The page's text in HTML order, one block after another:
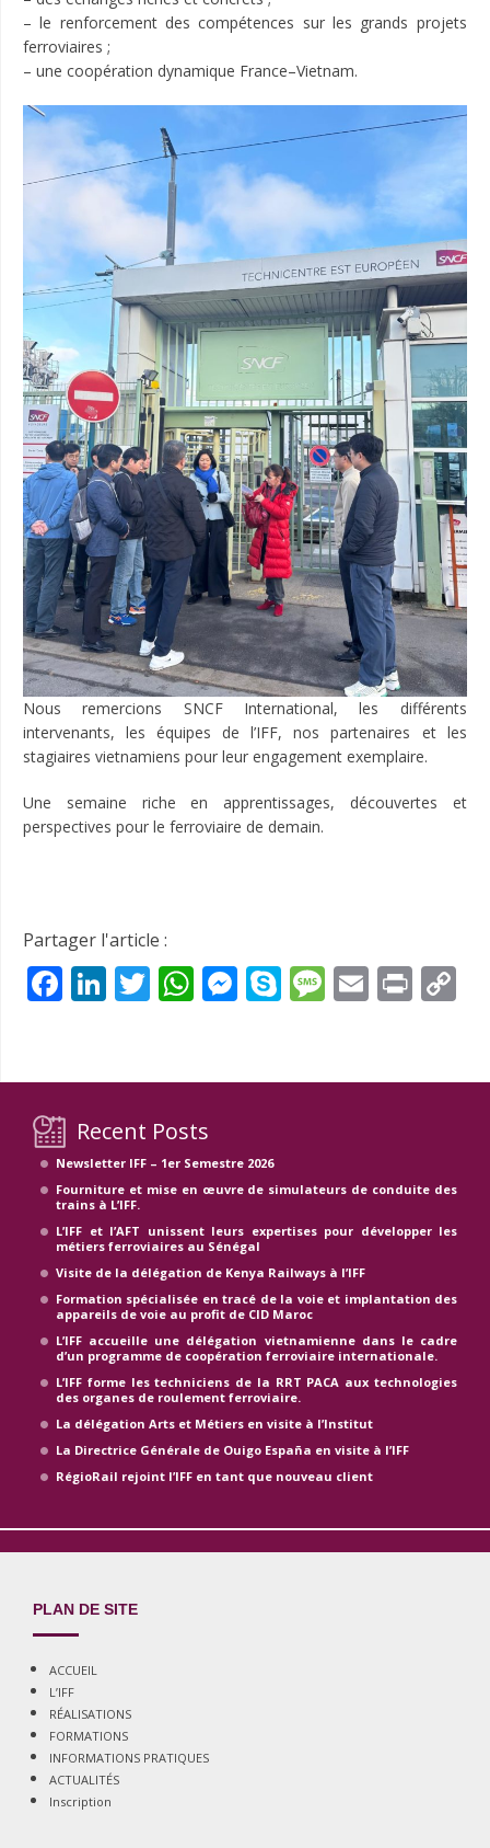
– le renforcement des compétences sur les grands projets
ferroviaires ;
– une coopération dynamique France–Vietnam.
Nous remercions SNCF International, les différents
intervenants, les équipes de l’IFF, nos partenaires et les
stagiaires vietnamiens pour leur engagement exemplaire.
Une semaine riche en apprentissages, découvertes et
perspectives pour le ferroviaire de demain.
Partager l'article :
Facebook
LinkedIn
Twitter
WhatsApp
Messenger
SkypeMessage
EmailPrint
Recent Posts
Newsletter IFF – 1er Semestre 2026
Fourniture et mise en œuvre de simulateurs de conduite des
trains à L’IFF.
L’IFF et l’AFT unissent leurs expertises pour développer les
métiers ferroviaires au Sénégal
Visite de la délégation de Kenya Railways à l’IFF
Formation spécialisée en tracé de la voie et implantation des
appareils de voie au profit de CID Maroc
L’IFF accueille une délégation vietnamienne dans le cadre
d’un programme de coopération ferroviaire internationale.
L’IFF forme les techniciens de la RRT PACA aux technologies
des organes de roulement ferroviaire.
La délégation Arts et Métiers en visite à l’Institut
La Directrice Générale de Ouigo España en visite à l’IFF
RégioRail rejoint l’IFF en tant que nouveau client
PLAN DE SITE
ACCUEIL
L’IFF
RÉALISATIONS
FORMATIONS
INFORMATIONS PRATIQUES
ACTUALITÉS
Inscription